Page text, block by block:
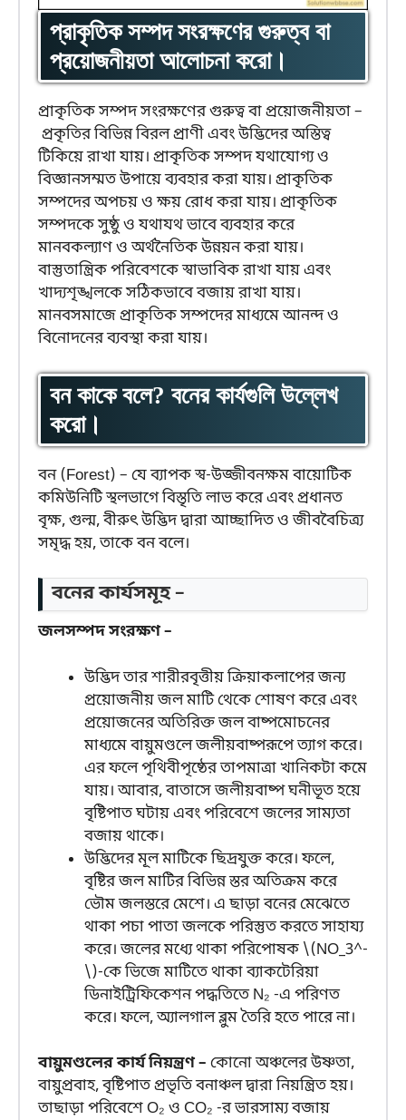
প্রাকৃতিক সম্পদ সংরক্ষণের গুরুত্ব বা
প্রয়োজনীয়তা আলোচনা করো।
প্রাকৃতিক সম্পদ সংরক্ষণের গুরুত্ব বা প্রয়োজনীয়তা –
প্রকৃতির বিভিন্ন বিরল প্রাণী এবং উদ্ভিদের অস্তিত্ব
টিকিয়ে রাখা যায়। প্রাকৃতিক সম্পদ যথাযোগ্য ও
বিজ্ঞানসম্মত উপায়ে ব্যবহার করা যায়। প্রাকৃতিক
সম্পদের অপচয় ও ক্ষয় রোধ করা যায়। প্রাকৃতিক
সম্পদকে সুষ্ঠু ও যথাযথ ভাবে ব্যবহার করে
মানবকল্যাণ ও অর্থনৈতিক উন্নয়ন করা যায়।
বাস্তুতান্ত্রিক পরিবেশকে স্বাভাবিক রাখা যায় এবং
খাদ্যশৃঙ্খলকে সঠিকভাবে বজায় রাখা যায়।
মানবসমাজে প্রাকৃতিক সম্পদের মাধ্যমে আনন্দ ও
বিনোদনের ব্যবস্থা করা যায়।
বন কাকে বলে? বনের কার্যগুলি উল্লেখ
করো।
বন (Forest) – যে ব্যাপক স্ব-উজ্জীবনক্ষম বায়োটিক
কমিউনিটি স্থলভাগে বিস্তৃতি লাভ করে এবং প্রধানত
বৃক্ষ, গুল্ম, বীরুৎ উদ্ভিদ দ্বারা আচ্ছাদিত ও জীববৈচিত্র্য
সমৃদ্ধ হয়, তাকে বন বলে।
বনের কার্যসমূহ –
জলসম্পদ সংরক্ষণ –
উদ্ভিদ তার শারীরবৃত্তীয় ক্রিয়াকলাপের জন্য
প্রয়োজনীয় জল মাটি থেকে শোষণ করে এবং
প্রয়োজনের অতিরিক্ত জল বাষ্পমোচনের
মাধ্যমে বায়ুমণ্ডলে জলীয়বাষ্পরূপে ত্যাগ করে।
এর ফলে পৃথিবীপৃষ্ঠের তাপমাত্রা খানিকটা কমে
যায়। আবার, বাতাসে জলীয়বাষ্প ঘনীভূত হয়ে
বৃষ্টিপাত ঘটায় এবং পরিবেশে জলের সাম্যতা
বজায় থাকে।
উদ্ভিদের মূল মাটিকে ছিদ্রযুক্ত করে। ফলে,
বৃষ্টির জল মাটির বিভিন্ন স্তর অতিক্রম করে
ভৌম জলস্তরে মেশে। এ ছাড়া বনের মেঝেতে
থাকা পচা পাতা জলকে পরিস্তুত করতে সাহায্য
করে। জলের মধ্যে থাকা পরিপোষক \(NO_3^-
\)-কে ভিজে মাটিতে থাকা ব্যাকটেরিয়া
ডিনাইট্রিফিকেশন পদ্ধতিতে N₂ -এ পরিণত
করে। ফলে, অ্যালগাল ব্লুম তৈরি হতে পারে না।
বায়ুমণ্ডলের কার্য নিয়ন্ত্রণ – কোনো অঞ্চলের উষ্ণতা,
বায়ুপ্রবাহ, বৃষ্টিপাত প্রভৃতি বনাঞ্চল দ্বারা নিয়ন্ত্রিত হয়।
তাছাড়া পরিবেশে O₂ ও CO₂ -র ভারসাম্য বজায়